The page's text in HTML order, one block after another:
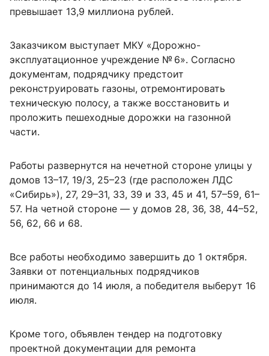
превышает 13,9 миллиона рублей.
Заказчиком выступает МКУ «Дорожно-
эксплуатационное учреждение № 6». Согласно
документам, подрядчику предстоит
реконструировать газоны, отремонтировать
техническую полосу, а также восстановить и
проложить пешеходные дорожки на газонной
части.
Работы развернутся на нечетной стороне улицы у
домов 13–17, 19/3, 25–23 (где расположен ЛДС
«Сибирь»), 27, 29–31, 33, 39 и 33, 45 и 41, 57–59, 61–
57. На четной стороне — у домов 28, 36, 38, 44–52,
56, 62, 66 и 68.
Все работы необходимо завершить до 1 октября.
Заявки от потенциальных подрядчиков
принимаются до 14 июля, а победителя выберут 16
июля.
Кроме того, объявлен тендер на подготовку
проектной документации для ремонта